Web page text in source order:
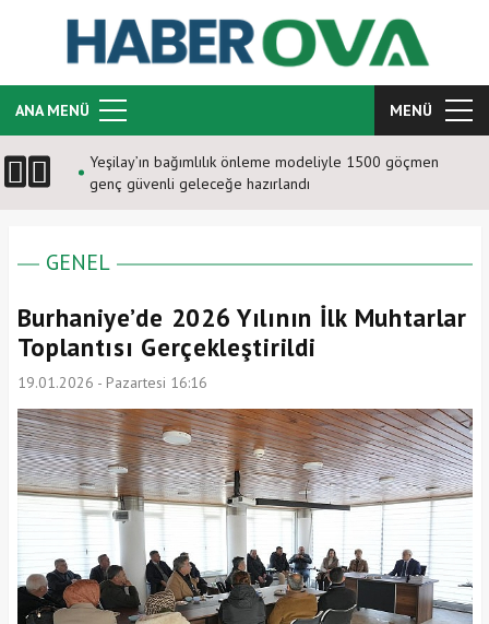
ANA MENÜ MENÜ
Yeşilay’ın bağımlılık önleme modeliyle 1500 göçmen
genç güvenli geleceğe hazırlandı
GENEL
Burhaniye’de 2026 Yılının İlk Muhtarlar
Toplantısı Gerçekleştirildi
19.01.2026 - Pazartesi 16:16